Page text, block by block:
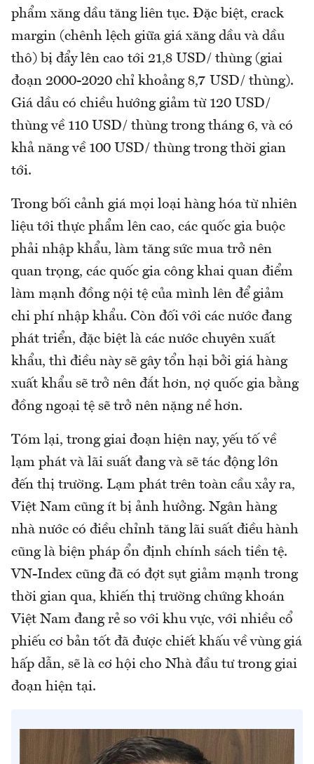
phẩm xăng dầu tăng liên tục. Đặc biệt, crack
margin (chênh lệch giữa giá xăng dầu và dầu
thô) bị đẩy lên cao tới 21,8 USD/ thùng (giai
đoạn 2000-2020 chỉ khoảng 8,7 USD/ thùng).
Giá dầu có chiều hướng giảm từ 120 USD/
thùng về 110 USD/ thùng trong tháng 6, và có
khả năng về 100 USD/ thùng trong thời gian
tới.
Trong bối cảnh giá mọi loại hàng hóa từ nhiên
liệu tới thực phẩm lên cao, các quốc gia buộc
phải nhập khẩu, làm tăng sức mua trở nên
quan trọng, các quốc gia công khai quan điểm
làm mạnh đồng nội tệ của mình lên để giảm
chi phí nhập khẩu. Còn đối với các nước đang
phát triển, đặc biệt là các nước chuyên xuất
khẩu, thì điều này sẽ gây tổn hại bởi giá hàng
xuất khẩu sẽ trở nên đắt hơn, nợ quốc gia bằng
đồng ngoại tệ sẽ trở nên nặng nề hơn.
Tóm lại, trong giai đoạn hiện nay, yếu tố về
lạm phát và lãi suất đang và sẽ tác động lớn
đến thị trường. Lạm phát trên toàn cầu xảy ra,
Việt Nam cũng ít bị ảnh hưởng. Ngân hàng
nhà nước có điều chỉnh tăng lãi suất điều hành
cũng là biện pháp ổn định chính sách tiền tệ.
VN-Index cũng đã có đợt sụt giảm mạnh trong
thời gian qua, khiến thị trường chứng khoán
Việt Nam đang rẻ so với khu vực, với nhiều cổ
phiếu cơ bản tốt đã được chiết khấu về vùng giá
hấp dẫn, sẽ là cơ hội cho Nhà đầu tư trong giai
đoạn hiện tại.